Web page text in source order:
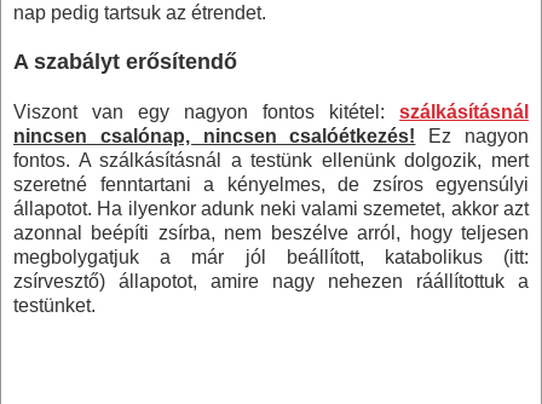
nap pedig tartsuk az étrendet.
A szabályt erősítendő
Viszont van egy nagyon fontos kitétel: szálkásításnál
nincsen csalónap, nincsen csalóétkezés! Ez nagyon
fontos. A szálkásításnál a testünk ellenünk dolgozik, mert
szeretné fenntartani a kényelmes, de zsíros egyensúlyi
állapotot. Ha ilyenkor adunk neki valami szemetet, akkor azt
azonnal beépíti zsírba, nem beszélve arról, hogy teljesen
megbolygatjuk a már jól beállított, katabolikus (itt:
zsírvesztő) állapotot, amire nagy nehezen ráállítottuk a
testünket.